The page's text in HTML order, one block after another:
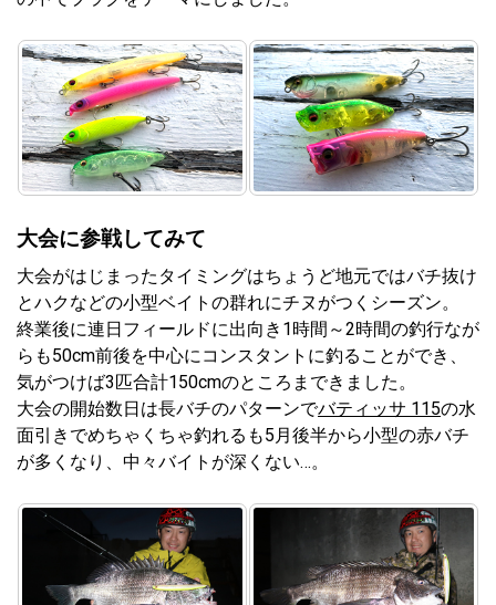
大会に参戦してみて
大会がはじまったタイミングはちょうど地元ではバチ抜け
とハクなどの小型ベイトの群れにチヌがつくシーズン。
終業後に連日フィールドに出向き1時間～2時間の釣行なが
らも50cm前後を中心にコンスタントに釣ることができ、
気がつけば3匹合計150cmのところまできました。
大会の開始数日は長バチのパターンでバティッサ 115の水
面引きでめちゃくちゃ釣れるも5月後半から小型の赤バチ
が多くなり、中々バイトが深くない…。